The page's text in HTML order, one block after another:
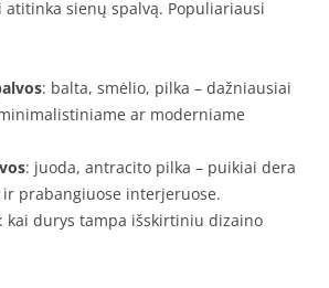
atitinka sienų spalvą. Populiariausi
: balta, smėlio, pilka – dažniausiai
ar moderniame
: juoda, antracito pilka – puikiai dera
prabangiuose interjeruose.
: kai durys tampa išskirtiniu dizaino